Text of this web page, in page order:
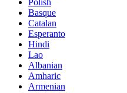
Basque
Catalan
Esperanto
Hindi
Lao
Albanian
Amharic
Armenian